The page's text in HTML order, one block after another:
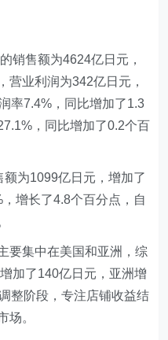
销售额为4624亿日元，
营业利润为342亿日元，
率7.4%，同比增加了1.3
，同比增加了0.2个百
为1099亿日元，增加了
增长了4.8个百分点，自
要集中在美国和亚洲，综
加了140亿日元，亚洲增
整阶段，专注店铺收益结
场。